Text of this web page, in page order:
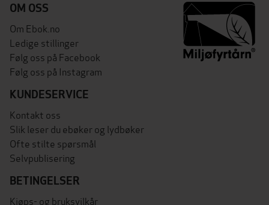
OM OSS
Om Ebok.no
Ledige stillinger
Følg oss på Facebook
Følg oss på Instagram
KUNDESERVICE
Kontakt oss
Slik leser du ebøker og lydbøker
Ofte stilte spørsmål
Selvpublisering
BETINGELSER
Kjøps- og bruksvilkår